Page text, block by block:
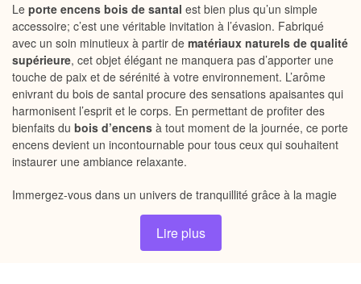
Le porte encens bois de santal est bien plus qu’un simple
accessoire; c’est une véritable invitation à l’évasion. Fabriqué
avec un soin minutieux à partir de matériaux naturels de qualité
supérieure, cet objet élégant ne manquera pas d’apporter une
touche de paix et de sérénité à votre environnement. L’arôme
enivrant du bois de santal procure des sensations apaisantes qui
harmonisent l’esprit et le corps. En permettant de profiter des
bienfaits du bois d’encens à tout moment de la journée, ce porte
encens devient un incontournable pour tous ceux qui souhaitent
instaurer une ambiance relaxante.
Immergez-vous dans un univers de tranquillité grâce à la magie
du porte encens bois de santal. Que vous pratiquiez la
, ou simplement que vous souhaitiez créer un
coin reposant chez vous, cet accessoire s’adapte parfaitement à
Lire plus